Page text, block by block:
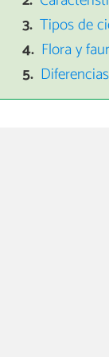
Tipos de
Flora y